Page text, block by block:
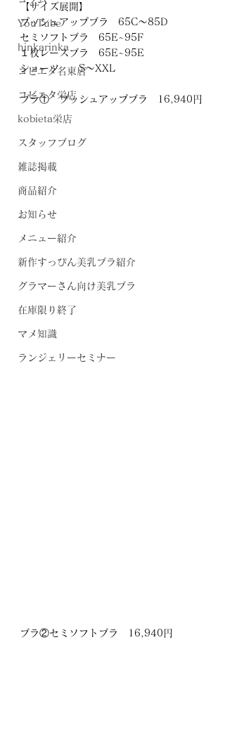
YouTube
hinkarinka
コビエタ名東店
コビエタ栄店
kobieta栄店
スタッフブログ
雑誌掲載
商品紹介
お知らせ
メニュー紹介
新作すっぴん美乳ブラ紹介
グラマーさん向け美乳ブラ
在庫限り終了
マメ知識
ランジェリーセミナー
【サイズ展開】
プッシュアップブラ　65C～85D
セミソフトブラ　65E~95F
１枚レースブラ　65E~95E
ショーツ　　S～XXL
ブラ①　プッシュアップブラ　16,940円
ブラ②セミソフトブラ　16,940円